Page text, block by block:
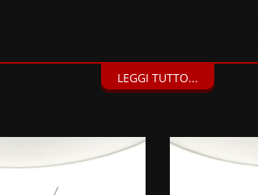
con filtro anti allergeni (450 EUR),
LEGGI TUTTO...